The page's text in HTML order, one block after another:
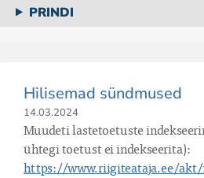
PRINDI
Hilisemad sündmused
14.03.2024
Muudeti lastetoetuste
https://www.riigiteataja.ee/akt/